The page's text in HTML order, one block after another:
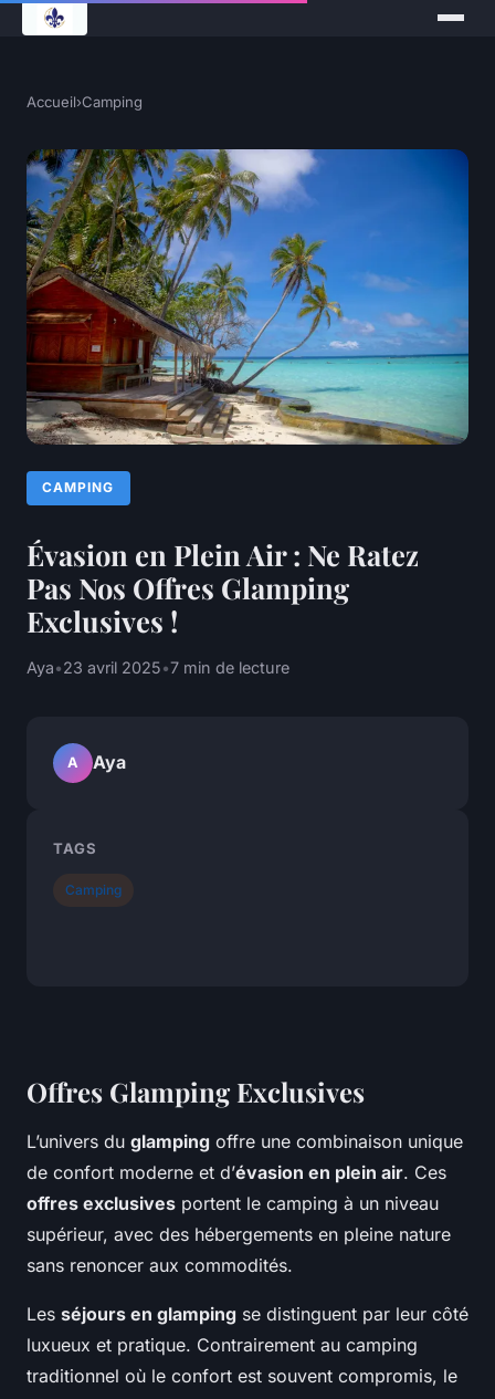
Accueil›Camping
CAMPING
Évasion en Plein Air : Ne Ratez
Pas Nos Offres Glamping
Exclusives !
Aya•23 avril 2025•7 min de lecture
Offres Glamping Exclusives
L’univers du glamping offre une combinaison unique
de confort moderne et d’évasion en plein air. Ces
offres exclusives portent le camping à un niveau
supérieur, avec des hébergements en pleine nature
sans renoncer aux commodités.
Les séjours en glamping se distinguent par leur côté
luxueux et pratique. Contrairement au camping
traditionnel où le confort est souvent compromis, le
A Aya
TAGS
Camping